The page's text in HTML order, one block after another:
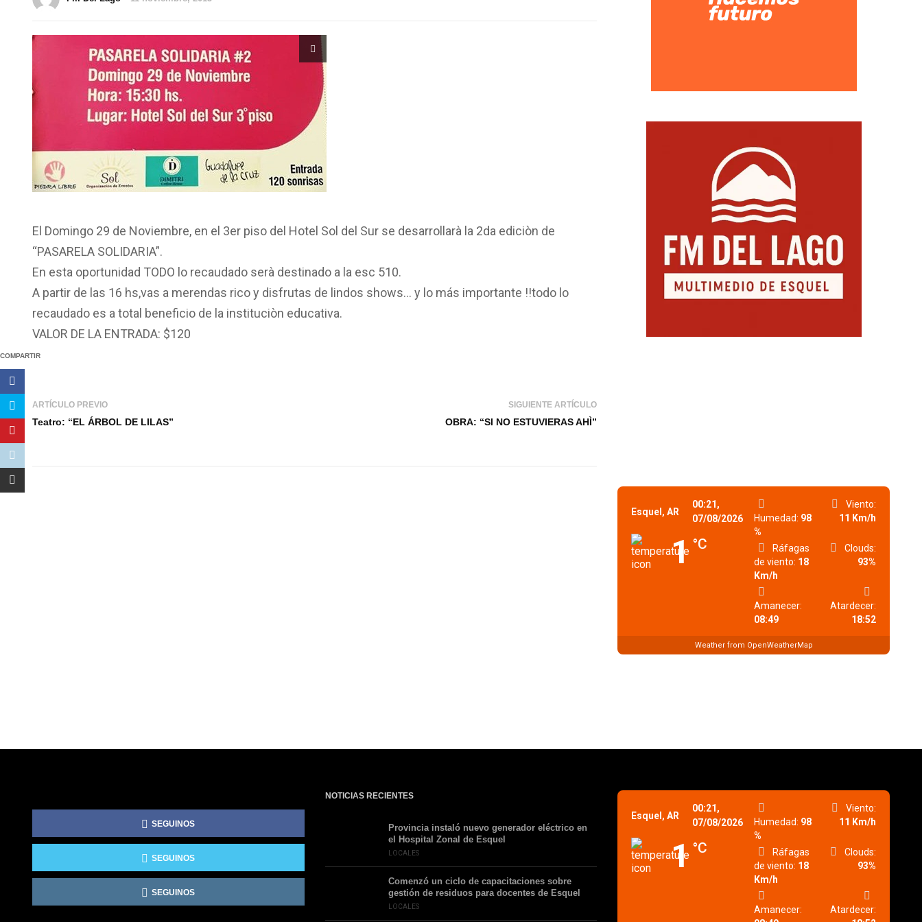
COMPARTIR
El Domingo 29 de Noviembre, en el 3er piso del Hotel Sol del Sur se desarrollarà la 2da ediciòn de
“PASARELA SOLIDARIA”.
En esta oportunidad TODO lo recaudado serà destinado a la esc 510.
A partir de las 16 hs,vas a merendas rico y disfrutas de lindos shows… y lo más importante !!todo lo
recaudado es a total beneficio de la instituciòn educativa.
VALOR DE LA ENTRADA: $120
ARTÍCULO PREVIO
Teatro: “EL ÁRBOL DE LILAS”
SIGUIENTE ARTÍCULO
OBRA: “SI NO ESTUVIERAS AHÌ”
Esquel, AR
00:21,
07/08/2026
1 °C
Humedad: 98
%
Viento:
11 Km/h
Ráfagas
de viento: 18
Km/h
Clouds:
93%
Amanecer:
08:49
Atardecer:
18:52
Weather from OpenWeatherMap
SEGUINOS
SEGUINOS
SEGUINOS
NOTICIAS RECIENTES
Provincia instaló nuevo generador eléctrico en
el Hospital Zonal de Esquel
LOCALES
Comenzó un ciclo de capacitaciones sobre
gestión de residuos para docentes de Esquel
LOCALES
Esquel, AR
00:21,
07/08/2026
1 °C
Humedad: 98
%
Viento:
11 Km/h
Ráfagas
de viento: 18
Km/h
Clouds:
93%
Amanecer:
Atardecer: